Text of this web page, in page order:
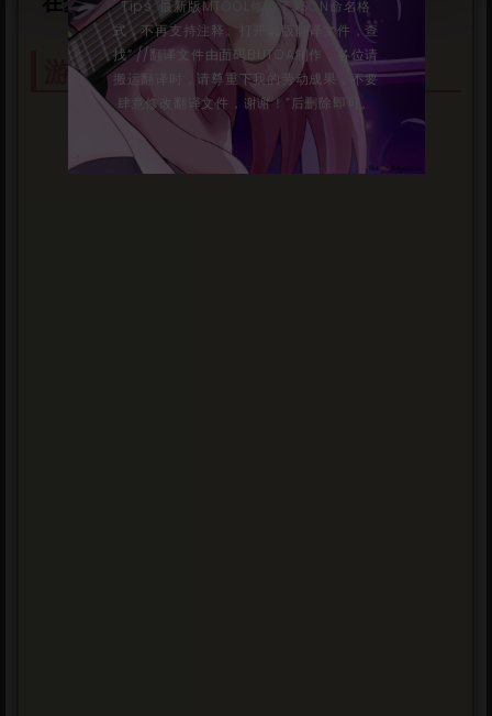
立刻支付
游戏截图
Tips: 最新版MTOOL修改了JSON命名格
式，不再支持注释。打开老版翻译文件，查
找“ //翻译文件由面码BUTOA制作，各位请
搬运翻译时，请尊重下我的劳动成果，不要
肆意修改翻译文件，谢谢！”后删除即可。